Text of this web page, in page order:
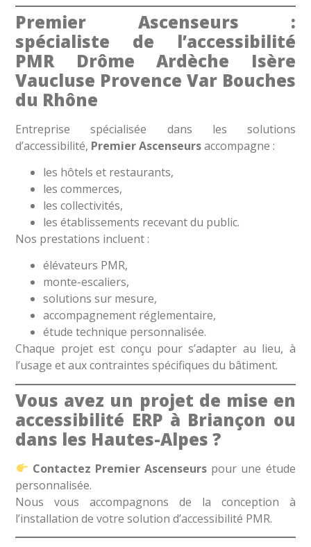
Premier Ascenseurs :
spécialiste de l’accessibilité
PMR Drôme Ardèche Isère
Vaucluse Provence Var Bouches
du Rhône
Entreprise spécialisée dans les solutions
d’accessibilité, Premier Ascenseursaccompagne :
les hôtels et restaurants,
les commerces,
les collectivités,
les établissements recevant du public.
Nos prestations incluent :
élévateurs PMR,
monte-escaliers,
solutions sur mesure,
accompagnement réglementaire,
étude technique personnalisée.
Chaque projet est conçu pour s’adapter au lieu, à
l’usage et aux contraintes spécifiques du bâtiment.
Vous avez un projet de mise en
accessibilité ERP à Briançon ou
dans les Hautes-Alpes ?
Contactez Premier Ascenseurs pour une étude
personnalisée.
Nous vous accompagnons de la conception à
l’installation de votre solution d’accessibilité PMR.